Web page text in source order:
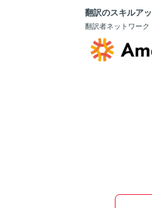
翻訳のスキルア
翻訳者ネットワー